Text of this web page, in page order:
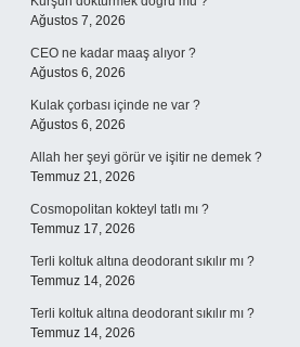
Ağustos 7, 2026
CEO ne kadar maaş alıyor ?
Ağustos 6, 2026
Kulak çorbası içinde ne var ?
Ağustos 6, 2026
Allah her şeyi görür ve işitir ne demek ?
Temmuz 21, 2026
Cosmopolitan kokteyl tatlı mı ?
Temmuz 17, 2026
Terli koltuk altına deodorant sıkılır mı ?
Temmuz 14, 2026
Terli koltuk altına deodorant sıkılır mı ?
Temmuz 14, 2026